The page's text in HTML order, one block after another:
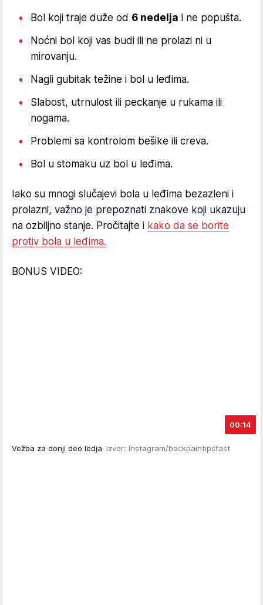
Bol koji traje duže od 6 nedelja i ne popušta.
Noćni bol koji vas budi ili ne prolazi ni u
mirovanju.
Nagli gubitak težine i bol u leđima.
Slabost, utrnulost ili peckanje u rukama ili
nogama.
Problemi sa kontrolom bešike ili creva.
Bol u stomaku uz bol u leđima.
Iako su mnogi slučajevi bola u leđima bezazleni i
prolazni, važno je prepoznati znakove koji ukazuju
na ozbiljno stanje. Pročitajte i kako da se borite
protiv bola u leđima.
BONUS VIDEO:
00:14
Vežba za donji deo ledja Izvor: Instagram/backpaintipsfast